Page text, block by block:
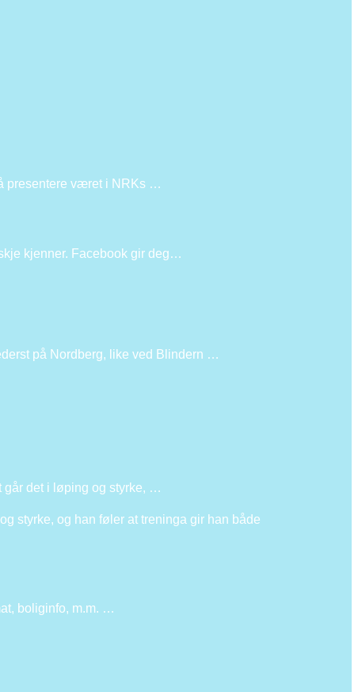
presentere været i NRKs …
kjenner. Facebook gir deg…
på Nordberg, like ved Blindern …
går det i løping og styrke, …
styrke, og han føler at treninga gir han både
boliginfo, m.m. …